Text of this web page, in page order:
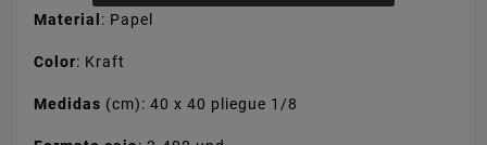
Material : Papel
Color: Kraft
Medidas (cm): 40 x 40 pliegue 1/8